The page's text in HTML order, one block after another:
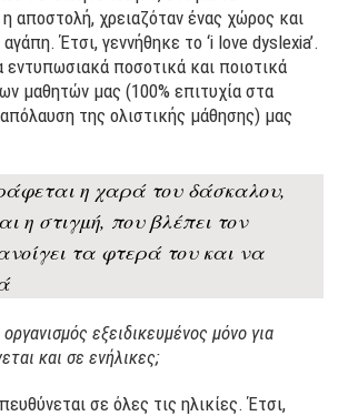
αποστολή, χρειαζόταν ένας χώρος και
Έτσι, γεννήθηκε το ‘i love dyslexia’.
εντυπωσιακά ποσοτικά και ποιοτικά
μαθητών μας (100% επιτυχία στα
της ολιστικής μάθησης) μας
η χαρά του δάσκαλου,
η στιγμή, που βλέπει τον
τα φτερά του και να
εξειδικευμένος μόνο για
και σε ενήλικες;
σε όλες τις ηλικίες. Έτσι,